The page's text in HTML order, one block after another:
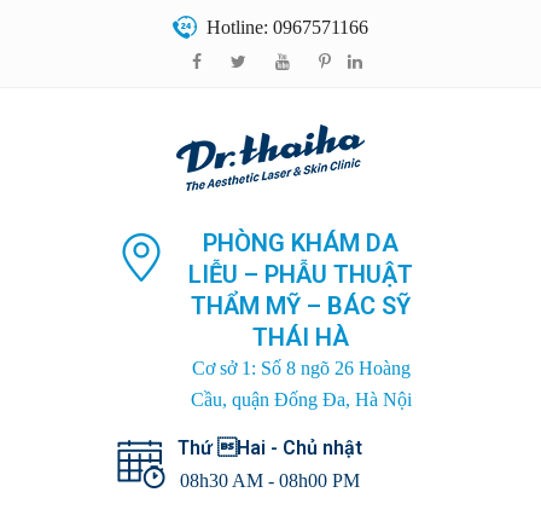
Hotline: 0967571166
PHÒNG KHÁM DA
LIỄU – PHẪU THUẬT
THẨM MỸ – BÁC SỸ
THÁI HÀ
Cơ sở 1: Số 8 ngõ 26 Hoàng
Cầu, quận Đống Đa, Hà Nội
Thứ Hai - Chủ nhật
08h30 AM - 08h00 PM